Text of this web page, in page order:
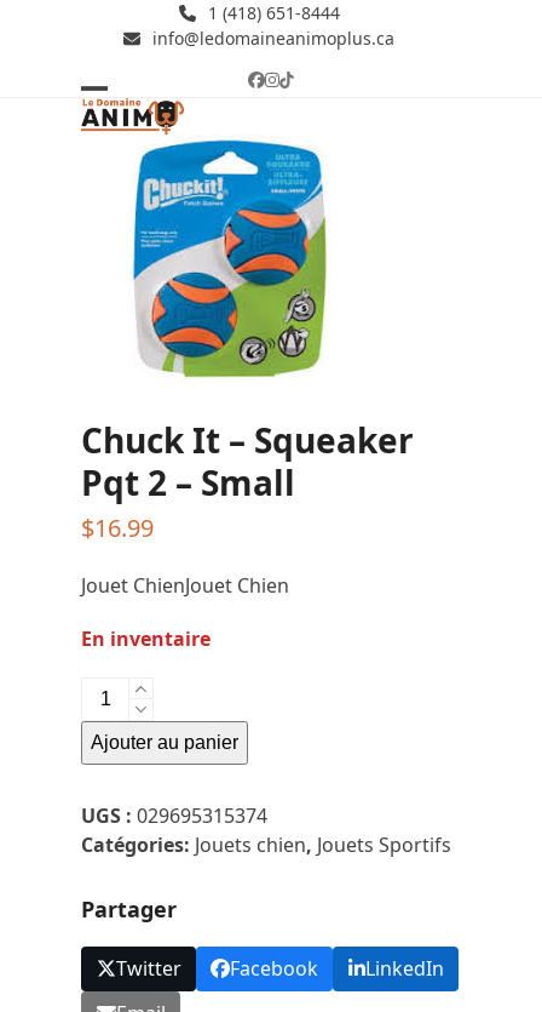
1 (418) 651-8444
info@ledomaineanimoplus.ca
Facebook
Instagram
Tiktok
Open
mobile
menu
Close
mobile
menu
Chuck It – Squeaker
Pqt 2 – Small
$16.99
Jouet ChienJouet Chien
En inventaire
quantité
de
Chuck
-
Squeaker
-
Small
Ajouter au panier
UGS :029695315374
Catégories: Jouets chien, Jouets Sportifs
Partager
Twitter Facebook
LinkedIn